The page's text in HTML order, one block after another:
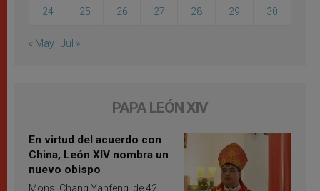
24 25 26 27 28 29 30
« May Jul »
PAPA LEÓN XIV
En virtud del acuerdo con
China, León XIV nombra un
nuevo obispo
Mons. Chang Yanfeng, de 42